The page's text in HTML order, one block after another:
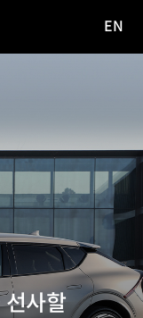
EN
선사할